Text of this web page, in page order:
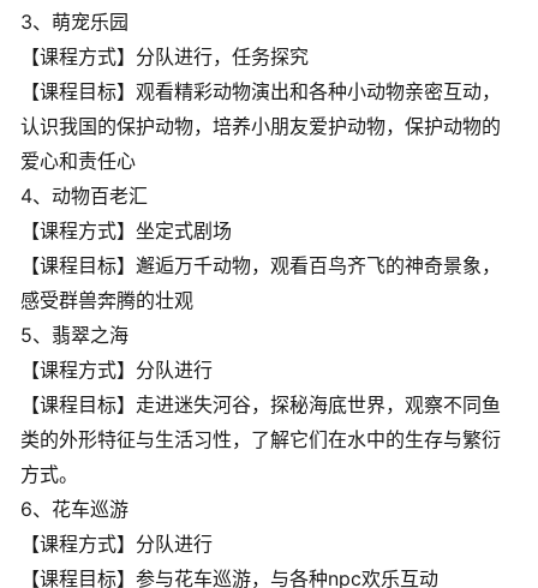
3、萌宠乐园
【课程方式】分队进行，任务探究
【课程目标】观看精彩动物演出和各种小动物亲密互动，
认识我国的保护动物，培养小朋友爱护动物，保护动物的
爱心和责任心
4、动物百老汇
【课程方式】坐定式剧场
【课程目标】邂逅万千动物，观看百鸟齐飞的神奇景象，
感受群兽奔腾的壮观
5、翡翠之海
【课程方式】分队进行
【课程目标】走进迷失河谷，探秘海底世界，观察不同鱼
类的外形特征与生活习性，了解它们在水中的生存与繁衍
方式。
6、花车巡游
【课程方式】分队进行
【课程目标】参与花车巡游，与各种npc欢乐互动